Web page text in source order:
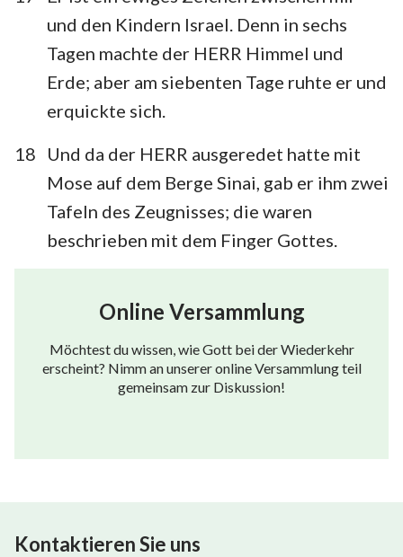
und den Kindern Israel. Denn in sechs
Tagen machte der HERR Himmel und
Erde; aber am siebenten Tage ruhte er und
erquickte sich.
18
Und da der HERR ausgeredet hatte mit
Mose auf dem Berge Sinai, gab er ihm zwei
Tafeln des Zeugnisses; die waren
beschrieben mit dem Finger Gottes.
Online Versammlung
Möchtest du wissen, wie Gott bei der Wiederkehr
erscheint? Nimm an unserer online Versammlung teil
gemeinsam zur Diskussion!
Kontaktieren Sie uns